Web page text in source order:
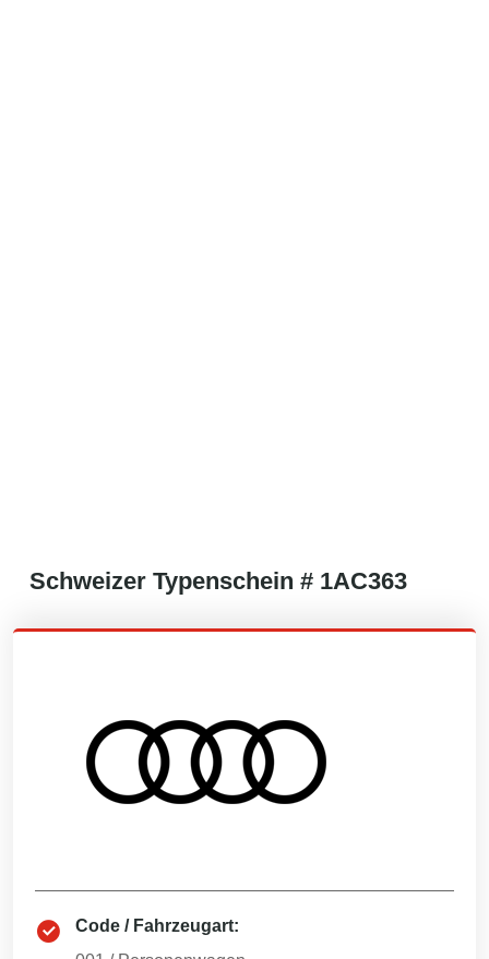
Schweizer Typenschein # 1AC363
Code / Fahrzeugart: